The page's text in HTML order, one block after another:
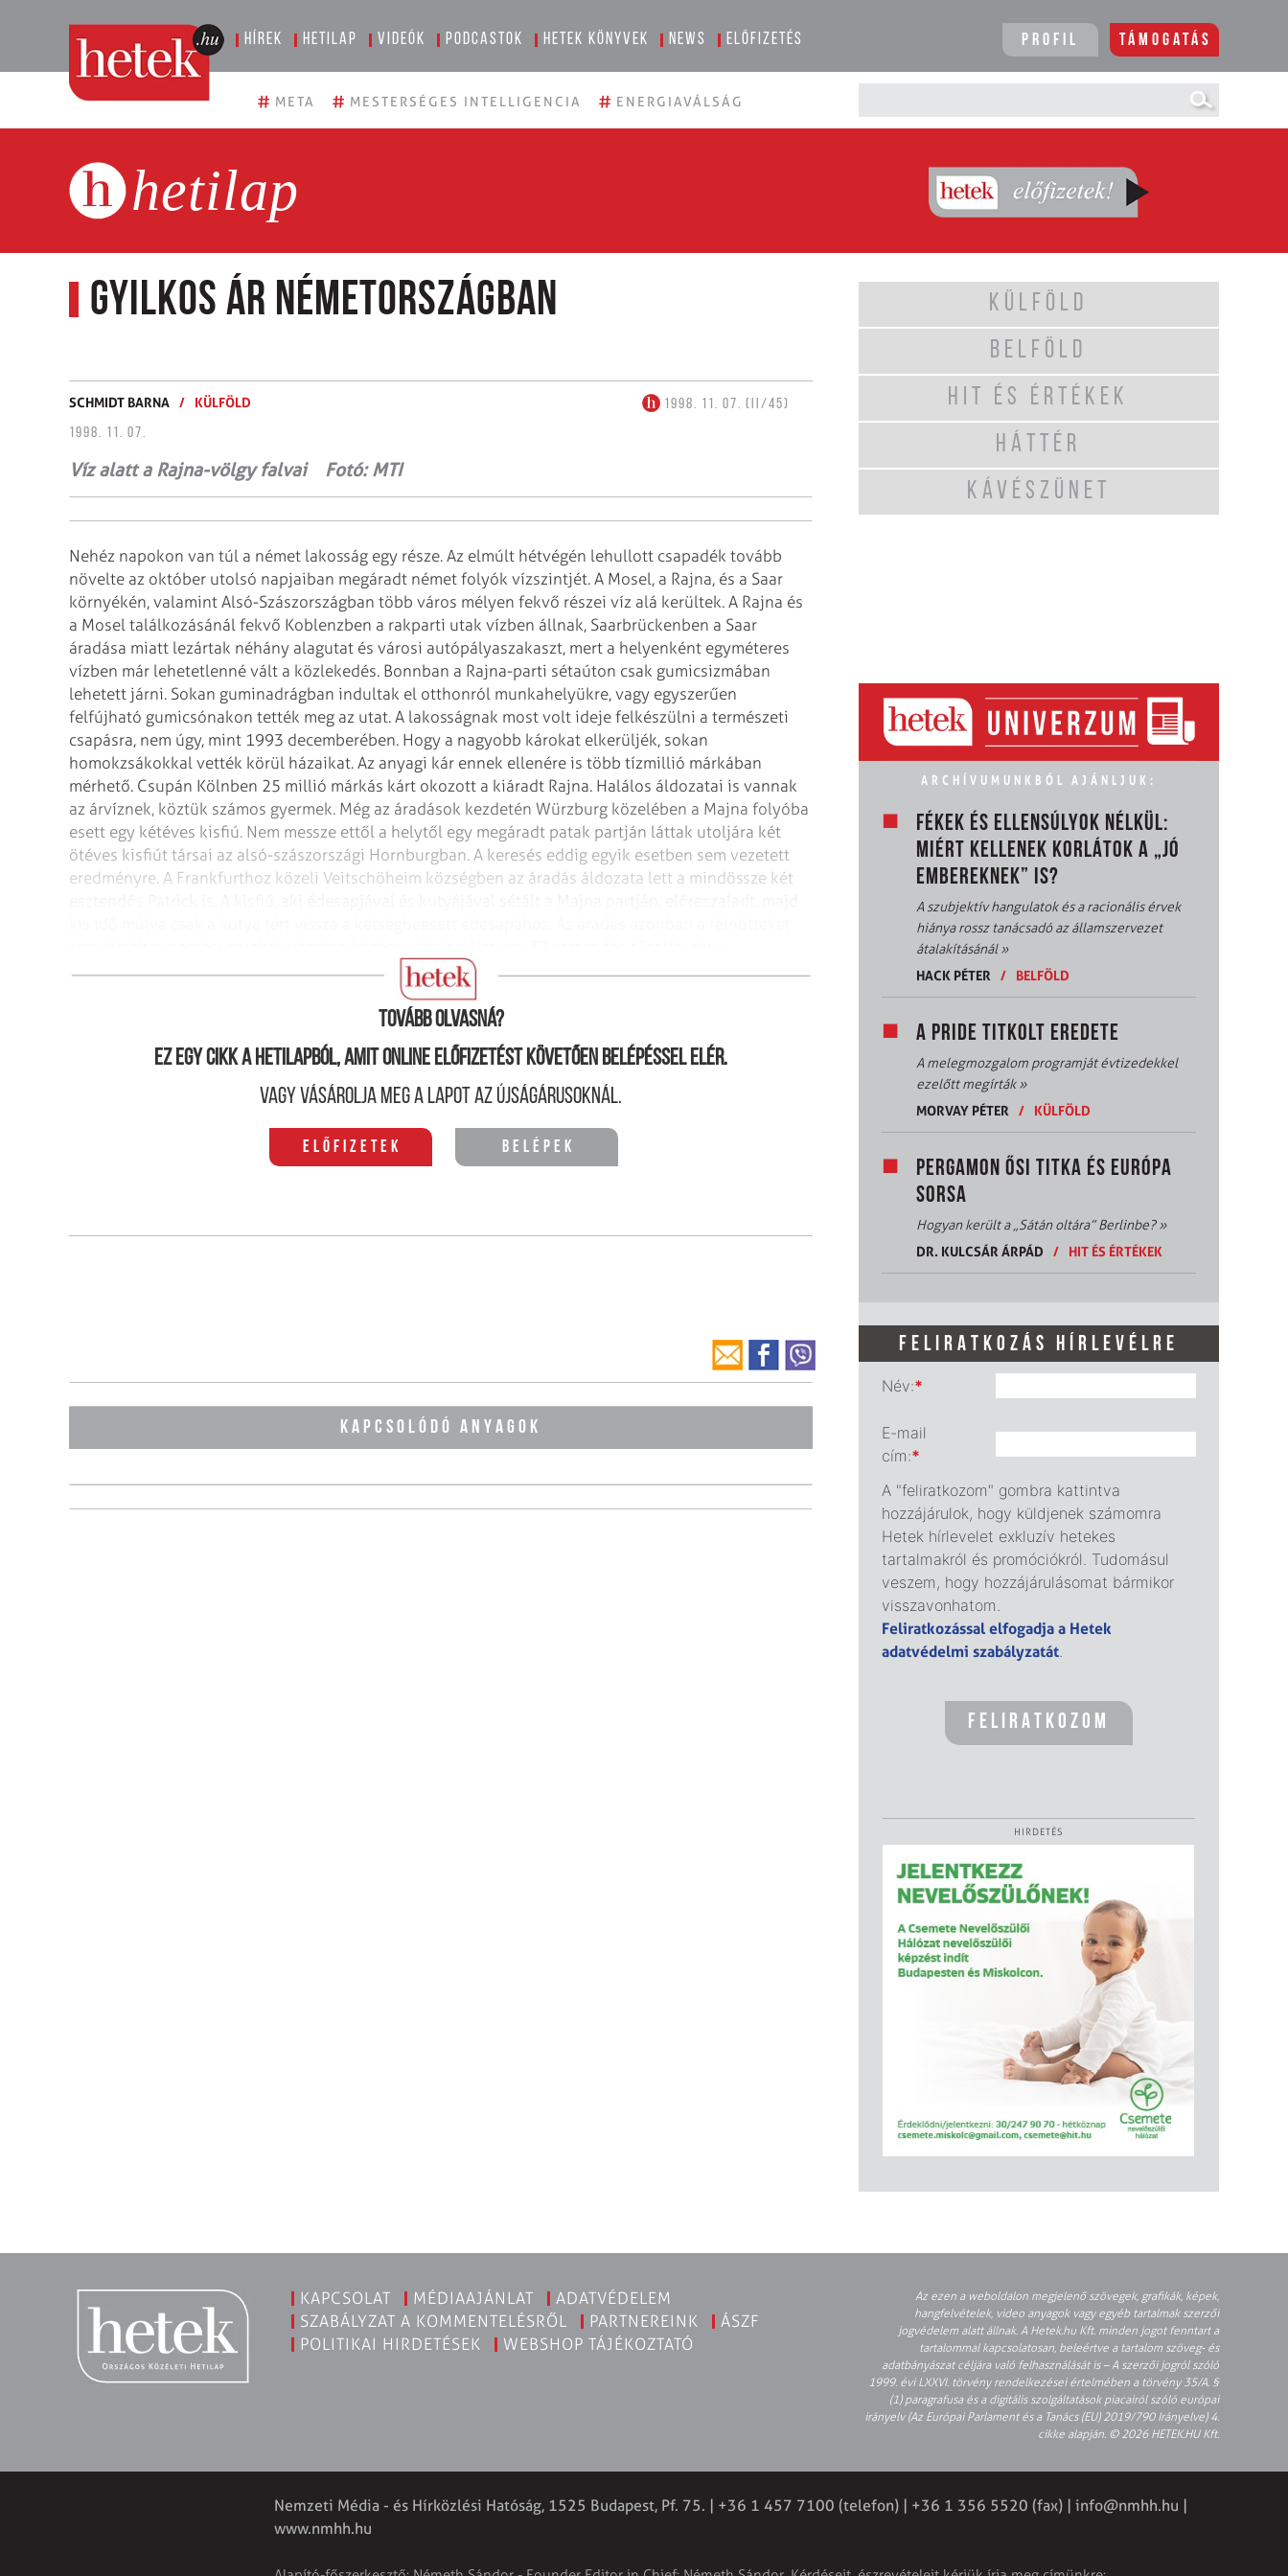
Hírek Hetilap Videók Podcastok Hetek könyvek News Előfizetés Profil Támogatás
# META # MESTERSÉGES INTELLIGENCIA # ENERGIAVÁLSÁG
hetilap
Gyilkos ár Németországban
SCHMIDT BARNA / KÜLFÖLD
1998. 11. 07. (II/45)
1998. 11. 07.
Víz alatt a Rajna-völgy falvai Fotó: MTI
Nehéz napokon van túl a német lakosság egy része. Az elmúlt hétvégén lehullott csapadék tovább
növelte az október utolsó napjaiban megáradt német folyók vízszintjét. A Mosel, a Rajna, és a Saar
környékén, valamint Alsó-Szászországban több város mélyen fekvő részei víz alá kerültek. A Rajna és
a Mosel találkozásánál fekvő Koblenzben a rakparti utak vízben állnak, Saarbrückenben a Saar
áradása miatt lezártak néhány alagutat és városi autópályaszakaszt, mert a helyenként egyméteres
vízben már lehetetlenné vált a közlekedés. Bonnban a Rajna-parti sétaúton csak gumicsizmában
lehetett járni. Sokan guminadrágban indultak el otthonról munkahelyükre, vagy egyszerűen
felfújható gumicsónakon tették meg az utat. A lakosságnak most volt ideje felkészülni a természeti
csapásra, nem úgy, mint 1993 decemberében. Hogy a nagyobb károkat elkerüljék, sokan
homokzsákokkal vették körül házaikat. Az anyagi kár ennek ellenére is több tízmillió márkában
mérhető. Csupán Kölnben 25 millió márkás kárt okozott a kiáradt Rajna. Halálos áldozatai is vannak
az árvíznek, köztük számos gyermek. Még az áradások kezdetén Würzburg közelében a Majna folyóba
esett egy kétéves kisfiú. Nem messze ettől a helytől egy megáradt patak partján láttak utoljára két
ötéves kisfiút társai az alsó-szászországi Hornburgban. A keresés eddig egyik esetben sem vezetett
eredményre. A Frankfurthoz közeli Veitschöheim községben az áradás áldozata lett a mindössze két
vízelvezetőbe zuhant.
Tovább olvasná?
Ez egy cikk a hetilapból, amit online előfizetést követően belépéssel elér.
Vagy vásárolja meg a lapot az újságárusoknál.
Előfizetek Belépek
KAPCSOLÓDÓ ANYAGOK
KÜLFÖLD
BELFÖLD
HIT ÉS ÉRTÉKEK
HÁTTÉR
KÁVÉSZÜNET
ARCHÍVUMUNKBÓL AJÁNLJUK:
FÉKEK ÉS ELLENSÚLYOK NÉLKÜL:
MIÉRT KELLENEK KORLÁTOK A „JÓ
EMBEREKNEK” IS?
A szubjektív hangulatok és a racionális érvek
hiánya rossz tanácsadó az államszervezet
átalakításánál»
HACK PÉTER
/ BELFÖLD
A PRIDE TITKOLT EREDETE
A melegmozgalom programját évtizedekkel
ezelőtt megírták»
MORVAY PÉTER
/ KÜLFÖLD
PERGAMON ŐSI TITKA ÉS EURÓPA
SORSA
Hogyan került a „Sátán oltára” Berlinbe?»
DR. KULCSÁR ÁRPÁD
/ HIT ÉS ÉRTÉKEK
FELIRATKOZÁS HÍRLEVÉLRE
Név:*
E-mail
cím:*
A "feliratkozom" gombra kattintva
hozzájárulok, hogy küldjenek számomra
Hetek hírlevelet exkluzív hetekes
tartalmakról és promóciókról. Tudomásul
veszem, hogy hozzájárulásomat bármikor
visszavonhatom.
Feliratkozással elfogadja a Hetek
adatvédelmi szabályzatát.
HIRDETÉS
KAPCSOLAT MÉDIAAJÁNLAT
ADATVÉDELEM
SZABÁLYZAT A KOMMENTELÉSRŐL
PARTNEREINK
ÁSZF
POLITIKAI HIRDETÉSEK
WEBSHOP TÁJÉKOZTATÓ
Az ezen a weboldalon megjelenő szövegek, grafikák, képek,
hangfelvételek, video anyagok vagy egyéb tartalmak szerzői
jogvédelem alatt állnak. A Hetek.hu Kft. minden jogot fenntart a
tartalommal kapcsolatosan, beleértve a tartalom szöveg- és
adatbányászat céljára való felhasználását is – A szerzői jogról szóló
1999. évi LXXVI. törvény rendelkezései értelmében a törvény 35/A. §
(1) paragrafusa és a digitális szolgáltatások piacairól szóló európai
irányelv (Az Európai Parlament és a Tanács (EU) 2019/790 Irányelve) 4.
cikke alapján. © 2026 HETEK.HU Kft.
Nemzeti Média - és Hírközlési Hatóság, 1525 Budapest, Pf. 75. | +36 1 457 7100 (telefon) | +36 1 356 5520 (fax) | info@nmhh.hu
www.nmhh.hu